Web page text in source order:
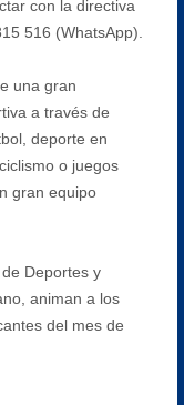
con la directiva
516 (WhatsApp).
una gran
a través de
deporte en
o juegos
gran equipo
Deportes y
animan a los
del mes de